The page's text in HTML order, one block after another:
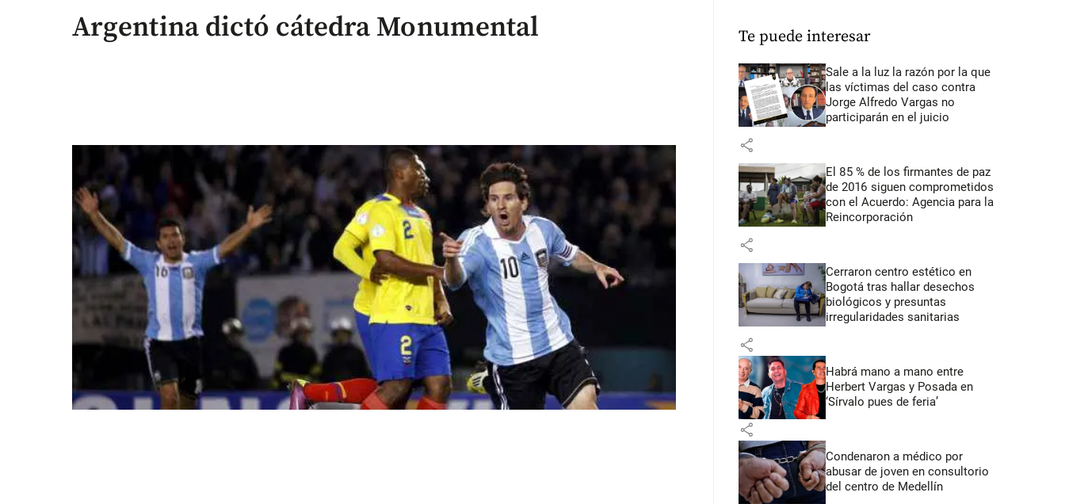
Argentina dictó cátedra Monumental Te puede interesar
Sale a la luz la razón por la que
las víctimas del caso contra
Jorge Alfredo Vargas no
participarán en el juicio
share
El 85 % de los firmantes de paz
de 2016 siguen comprometidos
con el Acuerdo: Agencia para la
Reincorporación
share
Cerraron centro estético en
Bogotá tras hallar desechos
biológicos y presuntas
irregularidades sanitarias
share
Habrá mano a mano entre
Herbert Vargas y Posada en
‘Sírvalo pues de feria’
share
Condenaron a médico por
abusar de joven en consultorio
del centro de Medellín